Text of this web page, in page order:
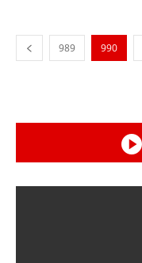
989 990